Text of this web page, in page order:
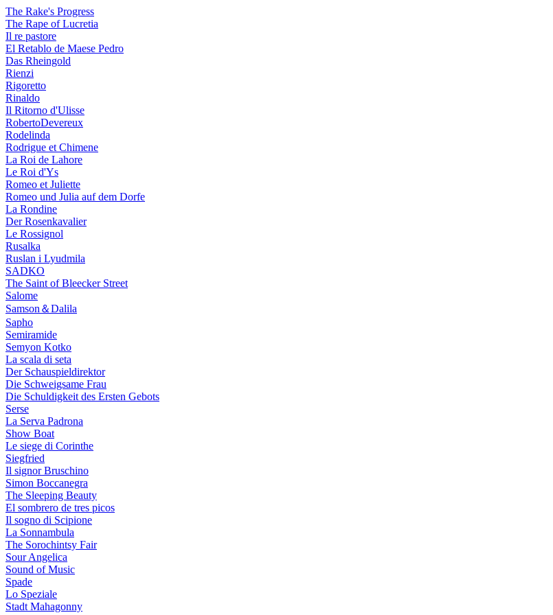
The Rake's Progress
The Rape of Lucretia
Il re pastore
El Retablo de Maese Pedro
Das Rheingold
Rienzi
Rigoretto
Rinaldo
Il Ritorno d'Ulisse
RobertoDevereux
Rodelinda
Rodrigue et Chimene
La Roi de Lahore
Le Roi d'Ys
Romeo et Juliette
Romeo und Julia auf dem Dorfe
La Rondine
Der Rosenkavalier
Le Rossignol
Rusalka
Ruslan i Lyudmila
SADKO
The Saint of Bleecker Street
Salome
Samson＆Dalila
Sapho
Semiramide
Semyon Kotko
La scala di seta
Der Schauspieldirektor
Die Schweigsame Frau
Die Schuldigkeit des Ersten Gebots
Serse
La Serva Padrona
Show Boat
Le siege di Corinthe
Siegfried
Il signor Bruschino
Simon Boccanegra
The Sleeping Beauty
El sombrero de tres picos
Il sogno di Scipione
La Sonnambula
The Sorochintsy Fair
Sour Angelica
Sound of Music
Spade
Lo Speziale
Stadt Mahagonny